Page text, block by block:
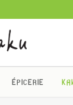
ÉPICERIE